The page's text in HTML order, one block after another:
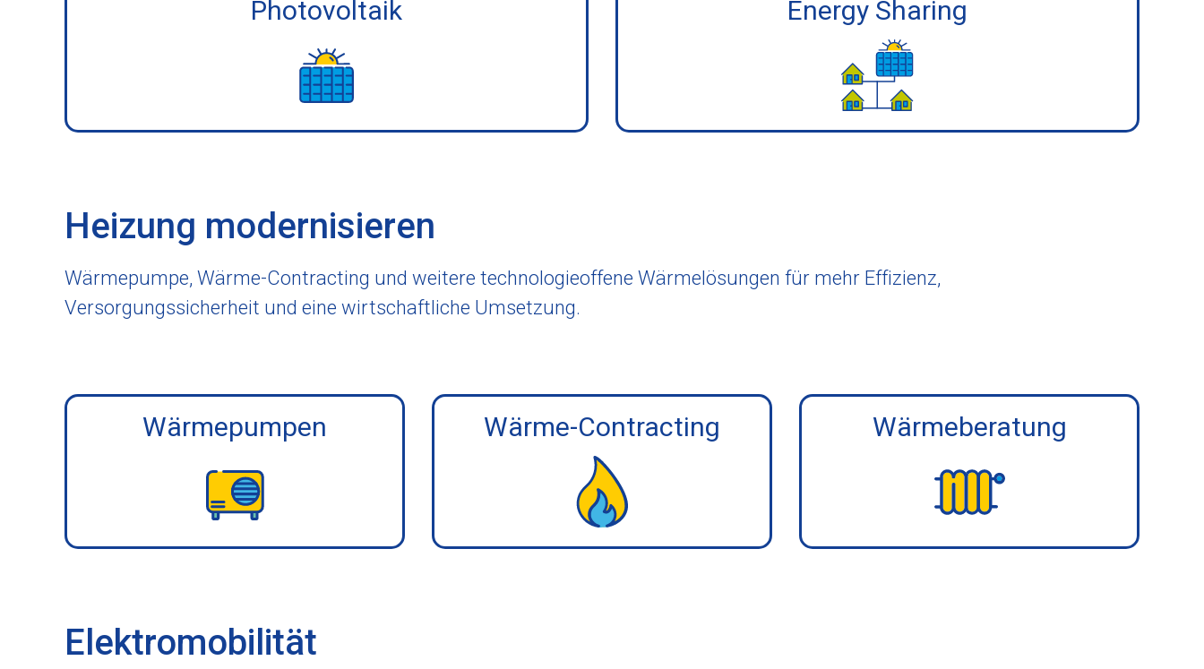
Photovoltaik Energy Sharing
Heizung modernisieren
Wärmepumpe, Wärme-Contracting und weitere technologieoffene Wärmelösungen für mehr Effizienz,
Versorgungssicherheit und eine wirtschaftliche Umsetzung.
Wärmepumpen Wärme-Contracting Wärmeberatung
Elektromobilität